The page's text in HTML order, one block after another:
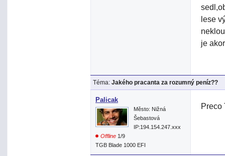
lese
je
Téma: Jakého pracanta za rozumný peníz??
Palicak
Město: Nižná
Šebastová
IP:194.154.247.xxx
Offline 1/9
TGB Blade 1000 EFI
Preco